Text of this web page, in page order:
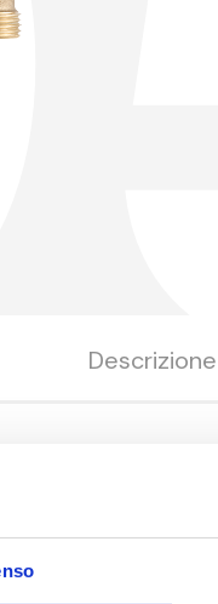
Descrizione